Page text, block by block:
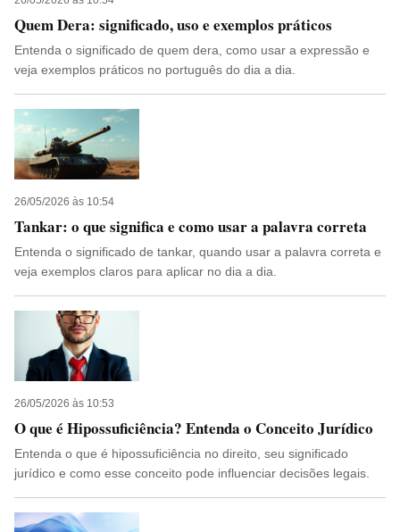
Quem Dera: significado, uso e exemplos práticos
Entenda o significado de quem dera, como usar a expressão e
veja exemplos práticos no português do dia a dia.
26/05/2026 às 10:54
Tankar: o que significa e como usar a palavra correta
Entenda o significado de tankar, quando usar a palavra correta e
veja exemplos claros para aplicar no dia a dia.
26/05/2026 às 10:53
O que é Hipossuficiência? Entenda o Conceito Jurídico
Entenda o que é hipossuficiência no direito, seu significado
jurídico e como esse conceito pode influenciar decisões legais.